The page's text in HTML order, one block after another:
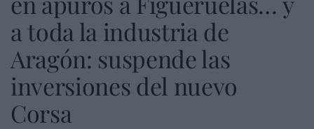
a toda la industria de
Aragón: suspende las
inversiones del nuevo
Corsa